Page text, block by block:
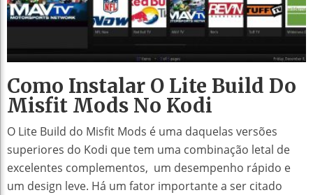
Como Instalar O Lite Build Do
Misfit Mods No Kodi
O Lite Build do Misfit Mods é uma daquelas versões
superiores do Kodi que tem uma combinação letal de
excelentes complementos, um desempenho rápido e
um design leve. Há um fator importante a ser citado